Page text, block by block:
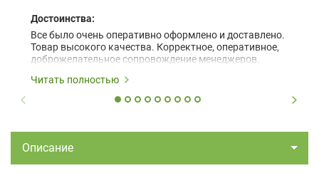
Достоинства:
Все было очень оперативно оформлено и доставлено.
Товар высокого качества. Корректное, оперативное,
доброжелательное сопровождение менеджеров.
Читать полностью
Описание